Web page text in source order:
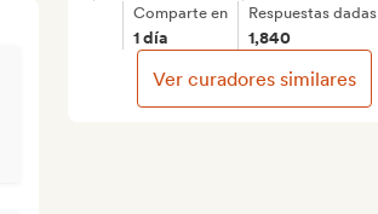
Comparte en
1 día
Respuestas dadas
1,840
Ver curadores similares